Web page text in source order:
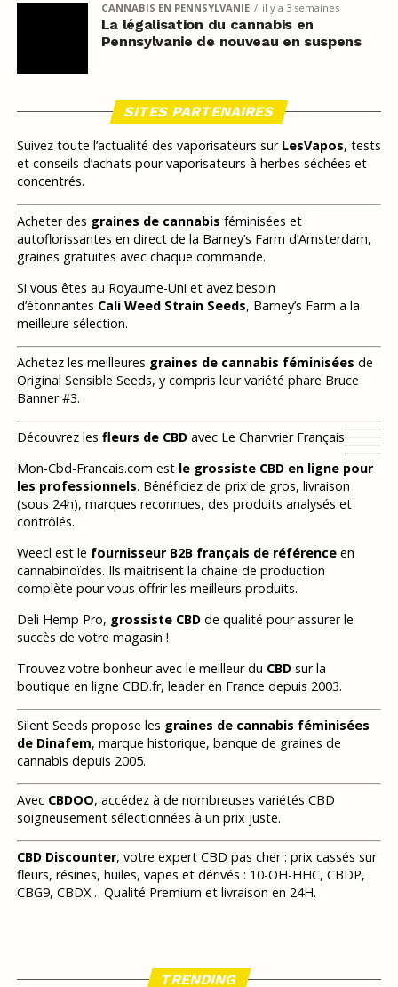
CANNABIS EN PENNSYLVANIE il y a 3 semaines
La légalisation du cannabis en
Pennsylvanie de nouveau en suspens
SITES PARTENAIRES
Suivez toute l’actualité des vaporisateurs sur LesVapos, tests
et conseils d’achats pour vaporisateurs à herbes séchées et
concentrés.
Acheter des graines de cannabis féminisées et
autoflorissantes en direct de la Barney’s Farm d’Amsterdam,
graines gratuites avec chaque commande.
Si vous êtes au Royaume-Uni et avez besoin
d’étonnantes Cali Weed Strain Seeds, Barney’s Farm a la
meilleure sélection.
Achetez les meilleures graines de cannabis féminisées de
Original Sensible Seeds, y compris leur variété phare Bruce
Banner #3.
Découvrez les fleurs de CBDavec Le Chanvrier Français
Mon-Cbd-Francais.com est le grossiste CBD en ligne pour
les professionnels. Bénéficiez de prix de gros, livraison
(sous 24h), marques reconnues, des produits analysés et
contrôlés.
Weecl est le fournisseur B2B français de référenceen
cannabinoïdes. Ils maitrisent la chaine de production
complète pour vous offrir les meilleurs produits.
Deli Hemp Pro, grossiste CBDde qualité pour assurer le
succès de votre magasin !
Trouvez votre bonheur avec le meilleur du CBDsur la
boutique en ligne CBD.fr, leader en France depuis 2003.
Silent Seeds propose les graines de cannabis féminisées
de Dinafem, marque historique, banque de graines de
cannabis depuis 2005.
Avec CBDOO, accédez à de nombreuses variétés CBD
soigneusement sélectionnées à un prix juste.
CBD Discounter, votre expert CBD pas cher : prix cassés sur
fleurs, résines, huiles, vapes et dérivés : 10-OH-HHC, CBDP,
CBG9, CBDX… Qualité Premium et livraison en 24H.
TRENDING